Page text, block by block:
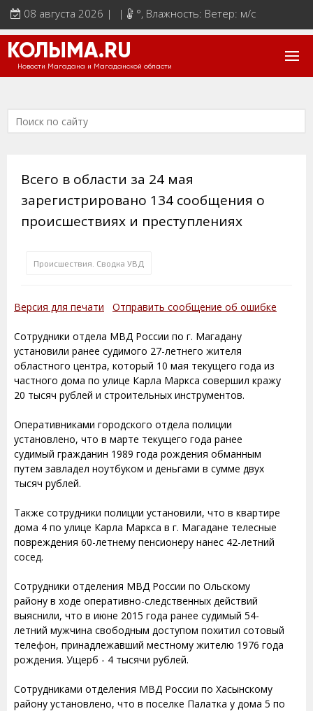
08 августа 2026 | | °, Влажность: Ветер: м/с
КОЛЫМА.RU
Новости Магадана и Магаданской области
Всего в области за 24 мая
зарегистрировано 134 сообщения о
происшествиях и преступлениях
Происшествия. Сводка УВД
Версия для печати Отправить сообщение об ошибке
Сотрудники отдела МВД России по г. Магадану
установили ранее судимого 27-летнего жителя
областного центра, который 10 мая текущего года из
частного дома по улице Карла Маркса совершил кражу
20 тысяч рублей и строительных инструментов.
Оперативниками городского отдела полиции
установлено, что в марте текущего года ранее
судимый гражданин 1989 года рождения обманным
путем завладел ноутбуком и деньгами в сумме двух
тысяч рублей.
Также сотрудники полиции установили, что в квартире
дома 4 по улице Карла Маркса в г. Магадане телесные
повреждения 60-летнему пенсионеру нанес 42-летний
сосед.
Сотрудники отделения МВД России по Ольскому
району в ходе оперативно-следственных действий
выяснили, что в июне 2015 года ранее судимый 54-
летний мужчина свободным доступом похитил сотовый
телефон, принадлежавший местному жителю 1976 года
рождения. Ущерб - 4 тысячи рублей.
Сотрудниками отделения МВД России по Хасынскому
району установлено, что в поселке Палатка у дома 5 по